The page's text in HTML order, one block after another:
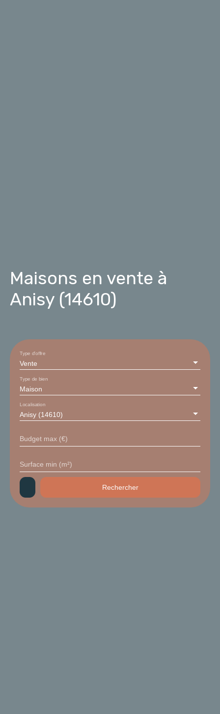
Maisons en vente à
Anisy (14610)
Vente
Type d'offre
Maison
Type de bien
Anisy (14610)
Localisation
Budget max (€)
Surface min (m²)
Rechercher